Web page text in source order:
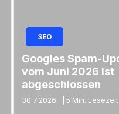
SEO
Googles Spam-
vom Juni 2026 ist
abgeschlossen
30.7.2026 5 Min. Lesezeit